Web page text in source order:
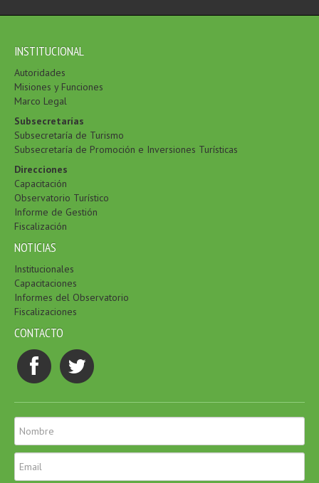
INSTITUCIONAL
Autoridades
Misiones y Funciones
Marco Legal
Subsecretarías
Subsecretaría de Turismo
Subsecretaría de Promoción e Inversiones Turísticas
Direcciones
Capacitación
Observatorio Turístico
Informe de Gestión
Fiscalización
NOTICIAS
Institucionales
Capacitaciones
Informes del Observatorio
Fiscalizaciones
CONTACTO